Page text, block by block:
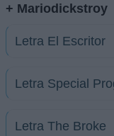
+ Mariodickstroy
Letra El Escritor
Letra Special
Letra The Broke